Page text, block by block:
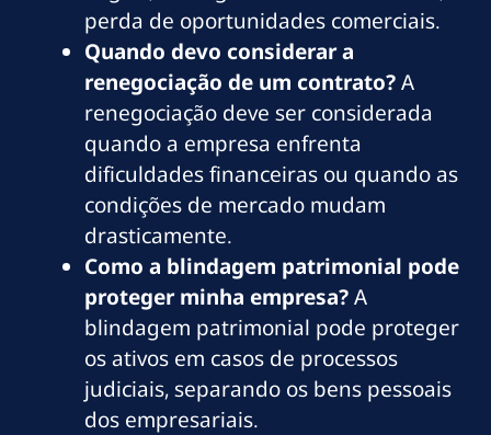
perda de oportunidades comerciais.
Quando devo considerar a
renegociação de um contrato?A
renegociação deve ser considerada
quando a empresa enfrenta
dificuldades financeiras ou quando as
condições de mercado mudam
drasticamente.
Como a blindagem patrimonial pode
proteger minha empresa?A
blindagem patrimonial pode proteger
os ativos em casos de processos
judiciais, separando os bens pessoais
dos empresariais.